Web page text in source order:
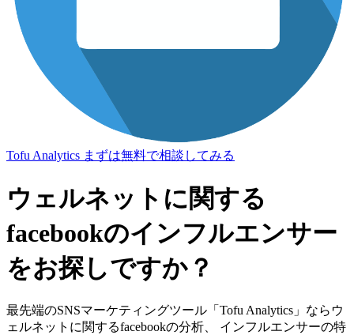
Tofu Analytics まずは無料で相談してみる
ウェルネットに関する
facebookのインフルエンサー
をお探しですか？
最先端のSNSマーケティングツール「Tofu Analytics」ならウ
ェルネットに関するfacebookの分析、 インフルエンサーの特